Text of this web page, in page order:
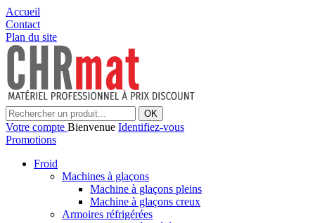
Accueil
Contact
Plan du site
OK
Votre compte Bienvenue Identifiez-vous
Promotions
Froid
Machines à glaçons
Machine à glaçons pleins
Machine à glaçons creux
Armoires réfrigérées